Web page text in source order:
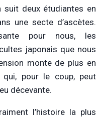
suit deux étudiantes en
une secte d’ascètes.
pour nous, les
japonais que nous
monte de plus en
qui, pour le coup, peut
décevante.
l’histoire la plus